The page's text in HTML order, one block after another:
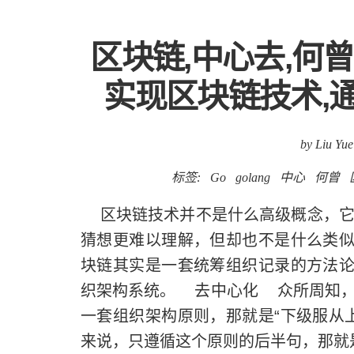
区块链,中心去,何
实现区块链技术,
by Liu Yue
标签: Go golang 中心 何曾
区块链技术并不是什么高级概念，
猜想更难以理解，但却也不是什么类
块链其实是一套统筹组织记录的方法
织架构系统。 去中心化 众所周知，
一套组织架构原则，那就是“下级服从
来说，只遵循这个原则的后半句，那就